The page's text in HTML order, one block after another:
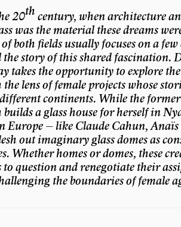
20thcentury, when architecture
was the material these dreams
both fields usually focuses on a
the story of this shared fascination.
takes the opportunity to explore
lens of female projects whose
continents. While the
a glass house for herself in
Europe – like Claude Cahun,
out imaginary glass domes as
Whether homes or domes, these
question and renegotiate their
the boundaries of female